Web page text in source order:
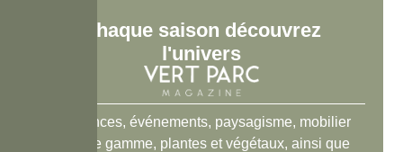
Chaque saison découvrez
l'univers
Tendances, événements, paysagisme, mobilier
haut de gamme, plantes et végétaux, ainsi que